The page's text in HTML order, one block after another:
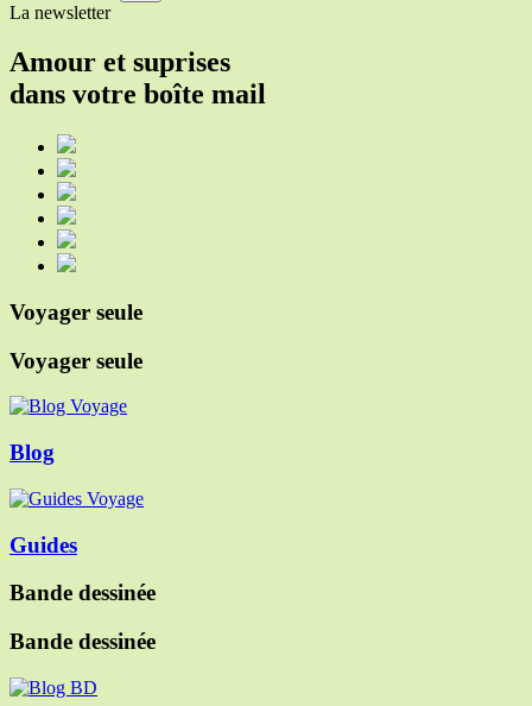
La newsletter
Amour et suprises
dans votre boîte mail
Voyager seule
Voyager seule
Blog
Guides
Bande dessinée
Bande dessinée